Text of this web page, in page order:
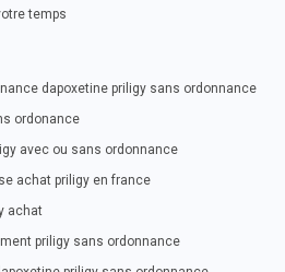
temps
dapoxetine priligy sans ordonnance
ordonance
avec ou sans ordonnance
achat priligy en france
achat
priligy sans ordonnance